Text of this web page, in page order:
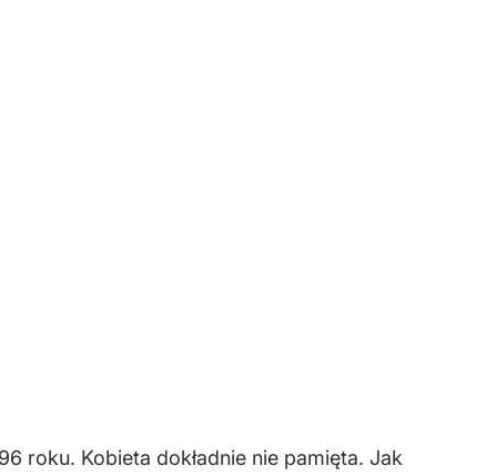
roku. Kobieta dokładnie nie pamięta. Jak